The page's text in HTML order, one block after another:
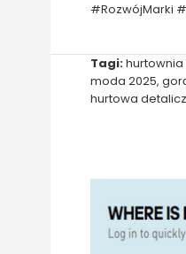
#RozwójMarki
Tagi:
moda 2025,
hurtowa